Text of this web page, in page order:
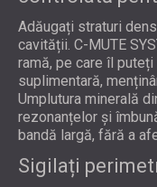
Adăugați straturi
cavității. C-MUTE
ramă, pe care îl
suplimentară,
Umplutura minerală
rezonanțelor și
bandă largă, fără a
Sigilați